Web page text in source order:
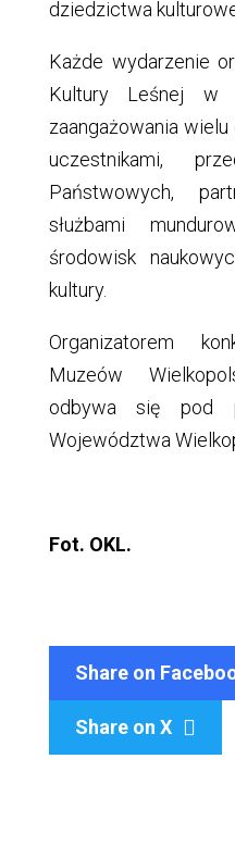
dziedzictwa
Każde wydarzenie
Kultury Leśnej w
zaangażowania
uczestnikami,
Państwowych,
służbami
środowisk
kultury.
Organizatorem
Muzeów
odbywa się pod
Województwa
Fot. OKL.
Share on
Share on X 